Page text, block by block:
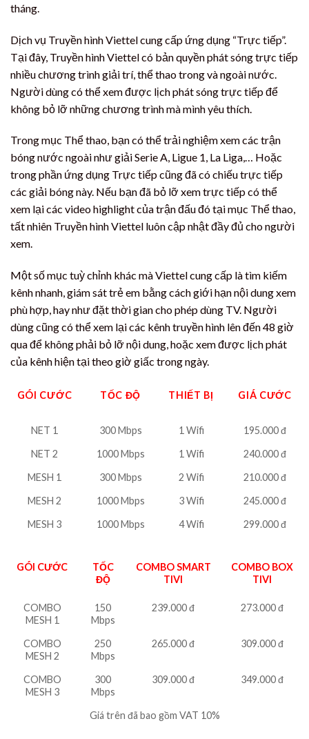
tháng.
Dịch vụ Truyền hình Viettel cung cấp ứng dụng “Trực tiếp”.
Tại đây, Truyền hình Viettel có bản quyền phát sóng trực tiếp
nhiều chương trình giải trí, thể thao trong và ngoài nước.
Người dùng có thể xem được lịch phát sóng trực tiếp để
không bỏ lỡ những chương trình mà mình yêu thích.
Trong mục Thể thao, bạn có thể trải nghiệm xem các trận
bóng nước ngoài như giải Serie A, Ligue 1, La Liga,… Hoặc
trong phần ứng dụng Trực tiếp cũng đã có chiếu trực tiếp
các giải bóng này. Nếu bạn đã bỏ lỡ xem trực tiếp có thể
xem lại các video highlight của trận đấu đó tại mục Thể thao,
tất nhiên Truyền hình Viettel luôn cập nhật đầy đủ cho người
xem.
Một số mục tuỳ chỉnh khác mà Viettel cung cấp là tìm kiếm
kênh nhanh, giám sát trẻ em bằng cách giới hạn nội dung xem
phù hợp, hay như đặt thời gian cho phép dùng TV. Người
dùng cũng có thể xem lại các kênh truyền hình lên đến 48 giờ
qua để không phải bỏ lỡ nội dung, hoặc xem được lịch phát
của kênh hiện tại theo giờ giấc trong ngày.
GÓI CƯỚC TỐC ĐỘ THIẾT BỊ GIÁ CƯỚC
NET 1 300 Mbps 1 Wifi
195.000 đ
NET 2
1000 Mbps 1 Wifi
240.000 đ
MESH 1
300 Mbps 2 Wifi
210.000 đ
MESH 2
1000 Mbps 3 Wifi
245.000 đ
MESH 3
1000 Mbps 4 Wifi 299.000 đ
GÓI CƯỚC
TỐC
ĐỘ
COMBO SMART
TIVI
COMBO BOX
TIVI
COMBO
MESH 1
150
Mbps
239.000 đ 273.000 đ
COMBO
MESH 2
250
Mbps
265.000 đ 309.000 đ
COMBO
MESH 3
300
Mbps
309.000 đ 349.000 đ
Giá trên đã bao gồm VAT 10%